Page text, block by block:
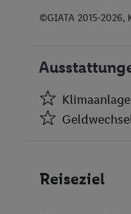
©GIATA 2015-2026,
Klimaanlage
Geldwechsel
Aufzüge
Reiseziel